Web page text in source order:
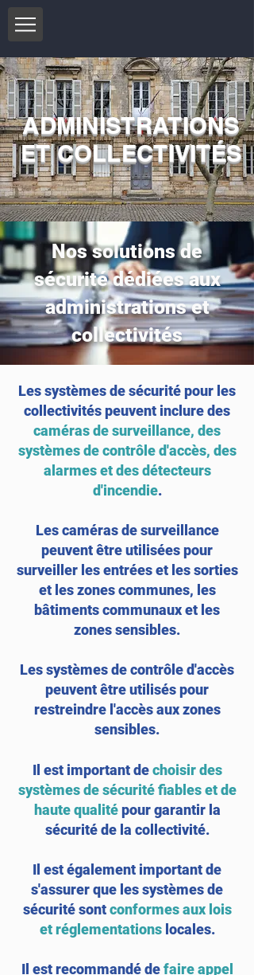
ADMINISTRATIONS
ET COLLECTIVITÉS
Nos solutions de
sécurité dédiées aux
administrations et
collectivités
Les systèmes de sécurité pour les
collectivités peuvent inclure des
caméras de surveillance, des
systèmes de contrôle d'accès, des
alarmes et des détecteurs
d'incendie.
Les caméras de surveillance
peuvent être utilisées pour
surveiller les entrées et les sorties
et les zones communes, les
bâtiments communaux et les
zones sensibles.
Les systèmes de contrôle d'accès
peuvent être utilisés pour
restreindre l'accès aux zones
sensibles.
Il est important dechoisir des
systèmes de sécurité fiables et de
haute qualitépour garantir la
sécurité de la collectivité.
Il est également important de
s'assurer que les systèmes de
sécurité sontconformes aux lois
et réglementations locales.
Il est recommandé defaire appel